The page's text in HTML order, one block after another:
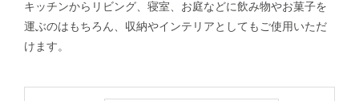
キッチンからリビング、寝室、お庭などに飲み物やお菓子を
運ぶのはもちろん、収納やインテリアとしてもご使用いただ
けます。